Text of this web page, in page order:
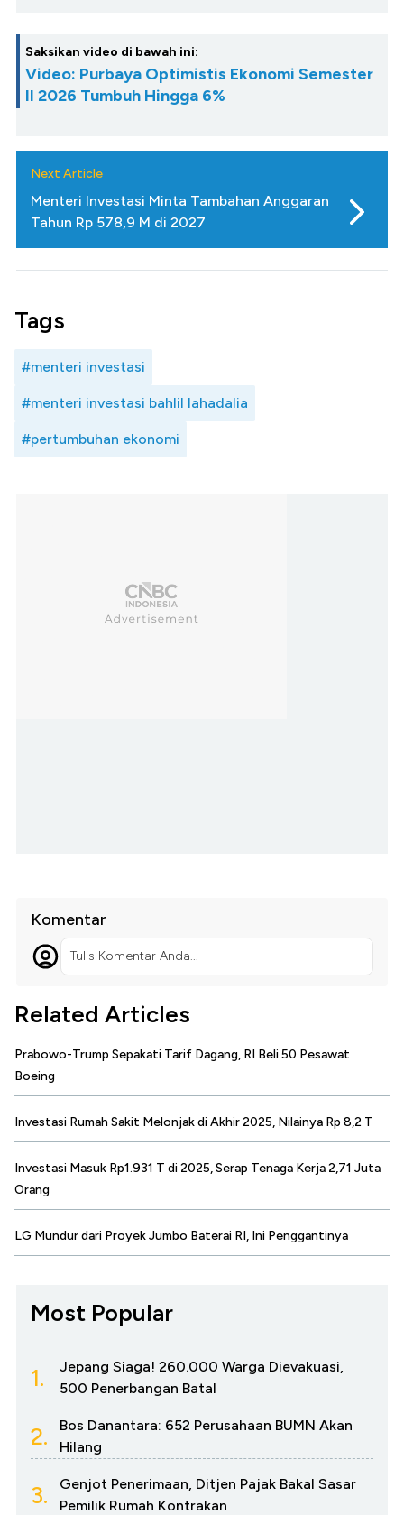
Saksikan video di bawah ini:
Video: Purbaya Optimistis Ekonomi Semester
II 2026 Tumbuh Hingga 6%
Next Article
Menteri Investasi Minta Tambahan Anggaran
Tahun Rp 578,9 M di 2027
Tags
#menteri investasi
#menteri investasi bahlil lahadalia
#pertumbuhan ekonomi
Komentar
Tulis Komentar Anda...
Related Articles
Prabowo-Trump Sepakati Tarif Dagang, RI Beli 50 Pesawat
Boeing
Investasi Rumah Sakit Melonjak di Akhir 2025, Nilainya Rp 8,2 T
Investasi Masuk Rp1.931 T di 2025, Serap Tenaga Kerja 2,71 Juta
Orang
LG Mundur dari Proyek Jumbo Baterai RI, Ini Penggantinya
Most Popular
1.
Jepang Siaga! 260.000 Warga Dievakuasi,
500 Penerbangan Batal
2.
Bos Danantara: 652 Perusahaan BUMN Akan
Hilang
3.
Genjot Penerimaan, Ditjen Pajak Bakal Sasar
Pemilik Rumah Kontrakan